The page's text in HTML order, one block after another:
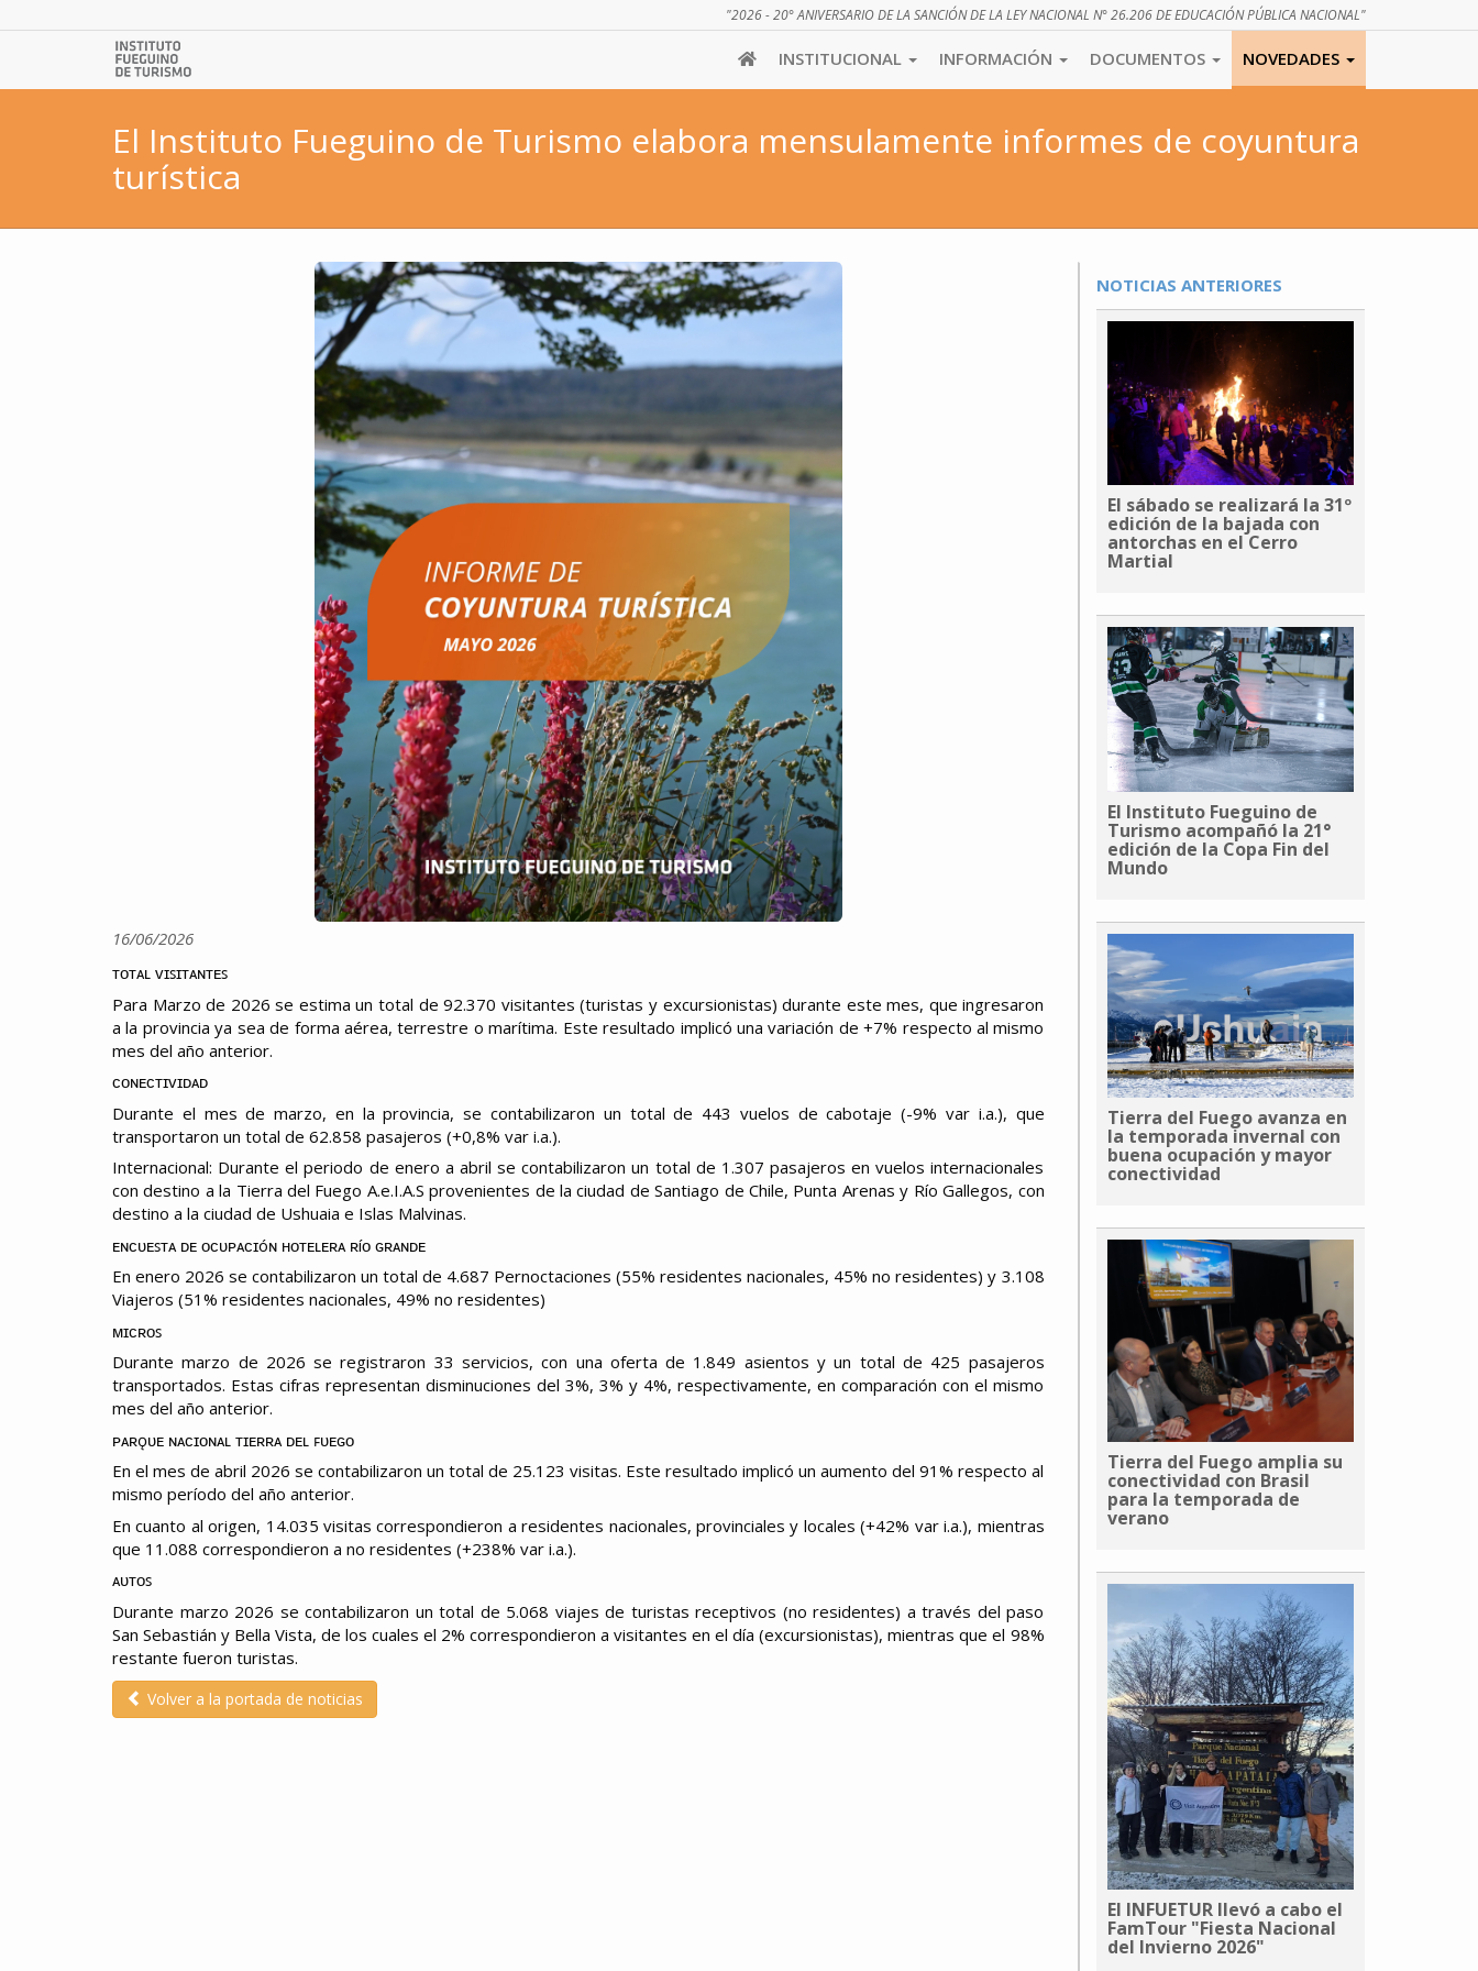
"2026 - 20° ANIVERSARIO DE LA SANCIÓN DE LA LEY NACIONAL N° 26.206 DE EDUCACIÓN PÚBLICA NACIONAL"
INSTITUCIONAL INFORMACIÓN DOCUMENTOS NOVEDADES
El Instituto Fueguino de Turismo elabora mensulamente informes de coyuntura
turística
16/06/2026
ᴛᴏᴛᴀʟ ᴠɪꜱɪᴛᴀɴᴛᴇꜱ
Para Marzo de 2026 se estima un total de 92.370 visitantes (turistas y excursionistas) durante este mes, que ingresaron
a la provincia ya sea de forma aérea, terrestre o marítima. Este resultado implicó una variación de +7% respecto al mismo
mes del año anterior.
ᴄᴏɴᴇᴄᴛɪᴠɪᴅᴀᴅ
Durante el mes de marzo, en la provincia, se contabilizaron un total de 443 vuelos de cabotaje (-9% var i.a.), que
transportaron un total de 62.858 pasajeros (+0,8% var i.a.).
Internacional: Durante el periodo de enero a abril se contabilizaron un total de 1.307 pasajeros en vuelos internacionales
con destino a la Tierra del Fuego A.e.I.A.S provenientes de la ciudad de Santiago de Chile, Punta Arenas y Río Gallegos, con
destino a la ciudad de Ushuaia e Islas Malvinas.
ᴇɴᴄᴜᴇꜱᴛᴀ ᴅᴇ ᴏᴄᴜᴘᴀᴄɪóɴ ʜᴏᴛᴇʟᴇʀᴀ ʀíᴏ ɢʀᴀɴᴅᴇ
En enero 2026 se contabilizaron un total de 4.687 Pernoctaciones (55% residentes nacionales, 45% no residentes) y 3.108
Viajeros (51% residentes nacionales, 49% no residentes)
ᴍɪᴄʀᴏꜱ
Durante marzo de 2026 se registraron 33 servicios, con una oferta de 1.849 asientos y un total de 425 pasajeros
transportados. Estas cifras representan disminuciones del 3%, 3% y 4%, respectivamente, en comparación con el mismo
mes del año anterior.
ᴘᴀʀǫᴜᴇ ɴᴀᴄɪᴏɴᴀʟ ᴛɪᴇʀʀᴀ ᴅᴇʟ ꜰᴜᴇɢᴏ
En el mes de abril 2026 se contabilizaron un total de 25.123 visitas. Este resultado implicó un aumento del 91% respecto al
mismo período del año anterior.
En cuanto al origen, 14.035 visitas correspondieron a residentes nacionales, provinciales y locales (+42% var i.a.), mientras
que 11.088 correspondieron a no residentes (+238% var i.a.).
ᴀᴜᴛᴏꜱ
Durante marzo 2026 se contabilizaron un total de 5.068 viajes de turistas receptivos (no residentes) a través del paso
San Sebastián y Bella Vista, de los cuales el 2% correspondieron a visitantes en el día (excursionistas), mientras que el 98%
restante fueron turistas.
Volver a la portada de noticias
NOTICIAS ANTERIORES
El sábado se realizará la 31º
edición de la bajada con
antorchas en el Cerro
Martial
El Instituto Fueguino de
Turismo acompañó la 21°
edición de la Copa Fin del
Mundo
Tierra del Fuego avanza en
la temporada invernal con
buena ocupación y mayor
conectividad
Tierra del Fuego amplia su
conectividad con Brasil
para la temporada de
verano
El INFUETUR llevó a cabo el
FamTour "Fiesta Nacional
del Invierno 2026"